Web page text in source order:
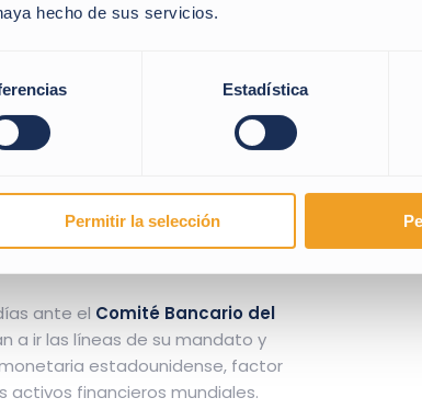
hecho de sus servicios.
Estadística
Permitir la selección
presidente
los próximos meses a si el próximo
quien sería confirmado antes
la estabilidad
ante el Comité Bancario del
a ir las líneas de su mandato y
estadounidense, factor
financieros mundiales.